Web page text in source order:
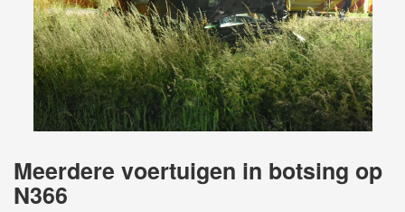
Meerdere voertuigen in botsing op
N366